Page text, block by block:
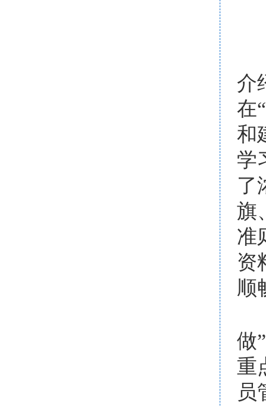
介
在
和
学
了
旗
准
资
顺
做
重
员